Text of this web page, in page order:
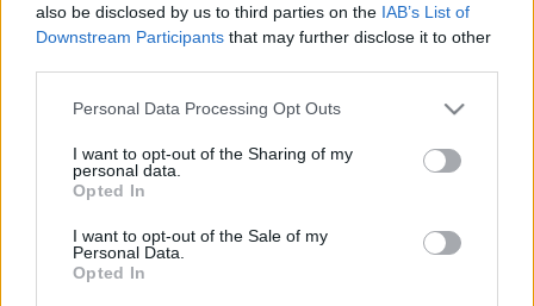
also be disclosed by us to third parties on the IAB’s List of
Downstream Participants that may further disclose it to other
Please note that this website/app uses one or more Google
not limited to your visit or usage behaviour. You may click to
grant or deny consent to Google and its third-party tags to
use your data for below specified purposes in below Google
consent section.
Personal Data Processing Opt Outs
I want to opt-out of the Sharing of my
personal data.
Opted In
I want to opt-out of the Sale of my
Personal Data.
Opted In
között az Illés és a Fonográf együttes gitáros-énekes-
dalszerzőjeként, illetve az István, a király zeneszerzőjeként
írta be a nevét a rocktörténetbe.